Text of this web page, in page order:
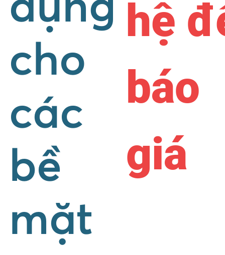
cho
các
bề
mặt
hệ
báo
giá